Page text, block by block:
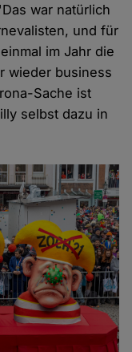
war natürlich
und für
im Jahr die
wieder business
Sache ist
selbst dazu in